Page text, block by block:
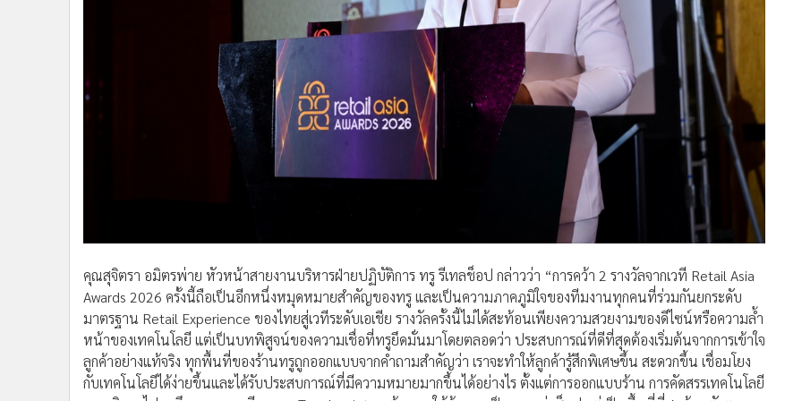
คุณสุจิตรา อมิตรพ่าย หัวหน้าสายงานบริหารฝ่ายปฏิบัติการ ทรู รีเทลช็อป กล่าวว่า “การคว้า 2 รางวัลจากเวที Retail Asia
Awards 2026 ครั้งนี้ถือเป็นอีกหนึ่งหมุดหมายสำคัญของทรู และเป็นความภาคภูมิใจของทีมงานทุกคนที่ร่วมกันยกระดับ
มาตรฐาน Retail Experience ของไทยสู่เวทีระดับเอเชีย รางวัลครั้งนี้ไม่ได้สะท้อนเพียงความสวยงามของดีไซน์หรือความล้ำ
หน้าของเทคโนโลยี แต่เป็นบทพิสูจน์ของความเชื่อที่ทรูยึดมั่นมาโดยตลอดว่า ประสบการณ์ที่ดีที่สุดต้องเริ่มต้นจากการเข้าใจ
ลูกค้าอย่างแท้จริง ทุกพื้นที่ของร้านทรูถูกออกแบบจากคำถามสำคัญว่า เราจะทำให้ลูกค้ารู้สึกพิเศษขึ้น สะดวกขึ้น เชื่อมโยง
กับเทคโนโลยีได้ง่ายขึ้นและได้รับประสบการณ์ที่มีความหมายมากขึ้นได้อย่างไร ตั้งแต่การออกแบบร้าน การคัดสรรเทคโนโลยี